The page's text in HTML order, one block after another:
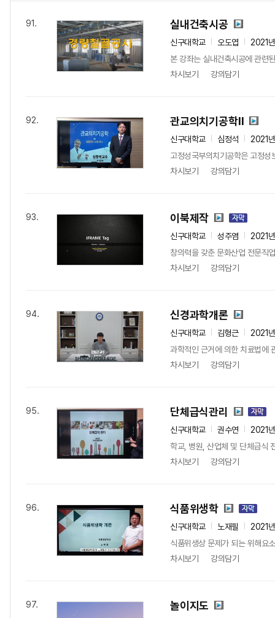
91. 실내건축시공
신구대학교 오도엽
2021
본 강좌는 실내건축시공에 관련
차시보기
강의담기
92. 관교의치기공학Ⅱ
신구대학교 심정석
2021
고정성국부의치기공학은 고정
차시보기
강의담기
93. 이북제작
신구대학교 성주염
2021
창의력을 갖춘 문화산업 전문직
차시보기
강의담기
94. 신경과학개론
신구대학교 김형근
2021
과학적인 근거에 의한 치료법에
차시보기
강의담기
95. 단체급식관리
신구대학교 권수연
2021
학교, 병원, 산업체 및 단체급식
차시보기
강의담기
96. 식품위생학
신구대학교 노재필
2021
식품위생상 문제가 되는 위해요
차시보기
강의담기
97. 놀이지도